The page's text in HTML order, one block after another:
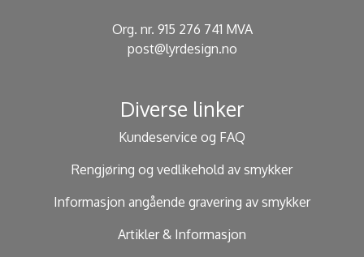
Org. nr. 915 276 741 MVA
post@lyrdesign.no
Diverse linker
Kundeservice og FAQ
Rengjøring og vedlikehold av smykker
Informasjon angående gravering av smykker
Artikler & Informasjon